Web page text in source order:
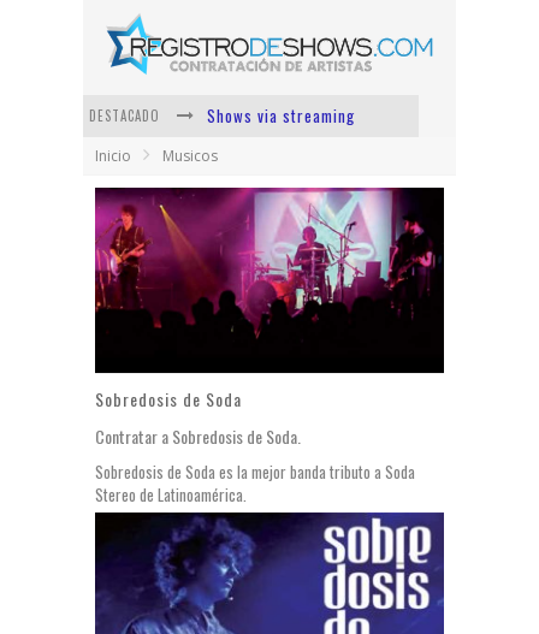
DESTACADO
Shows via streaming
Lit Killah
Nicki Nicole
Duki
Vi Em
Los Ángeles Azules
Inicio Musicos
Sobredosis de Soda
Contratar a Sobredosis de Soda.
Sobredosis de Soda es la mejor banda tributo a Soda
Stereo de Latinoamérica.